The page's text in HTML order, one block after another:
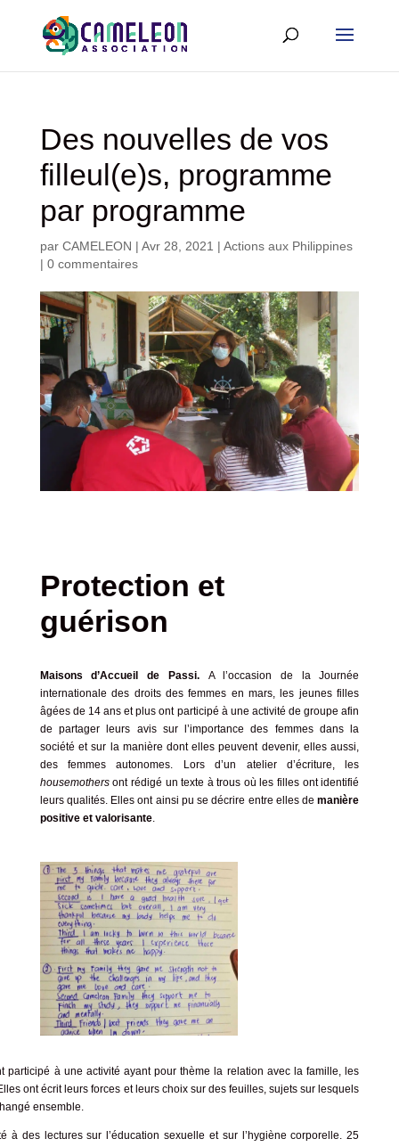
Des nouvelles de vos
filleul(e)s, programme
par programme
par CAMELEON | Avr 28, 2021 | Actions aux Philippines
| 0 commentaires
Protection et
guérison
Maisons d’Accueil de Passi. A l’occasion de la Journée
internationale des droits des femmes en mars, les jeunes filles
âgées de 14 ans et plus ont participé à une activité de groupe afin
de partager leurs avis sur l’importance des femmes dans la
société et sur la manière dont elles peuvent devenir, elles aussi,
des femmes autonomes. Lors d’un atelier d’écriture, les
housemothersont rédigé un texte à trous où les filles ont identifié
leurs qualités. Elles ont ainsi pu se décrire entre elles demanière
positive et valorisante.
participé à une activité ayant pour thème la relation avec la famille, les
ont écrit leurs forces et leurs choix sur des feuilles, sujets sur lesquels
ensemble.
à des lectures sur l’éducation sexuelle et sur l’hygiène corporelle. 25